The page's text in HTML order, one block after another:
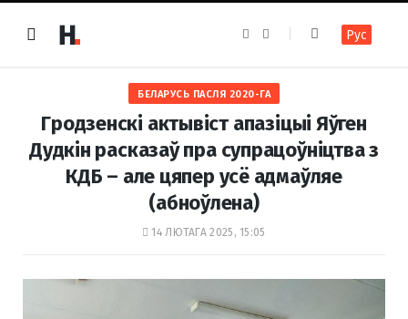
e
b
o
o
k
t
a
g
r
a
m
Рус
БЕЛАРУСЬ ПАСЛЯ 2020-ГА
Гродзенскі актывіст апазіцыі Яўген
Дудкін расказаў пра супрацоўніцтва з
КДБ – але цяпер усё адмаўляе
(абноўлена)
14 ЛЮТАГА 2025, 15:05